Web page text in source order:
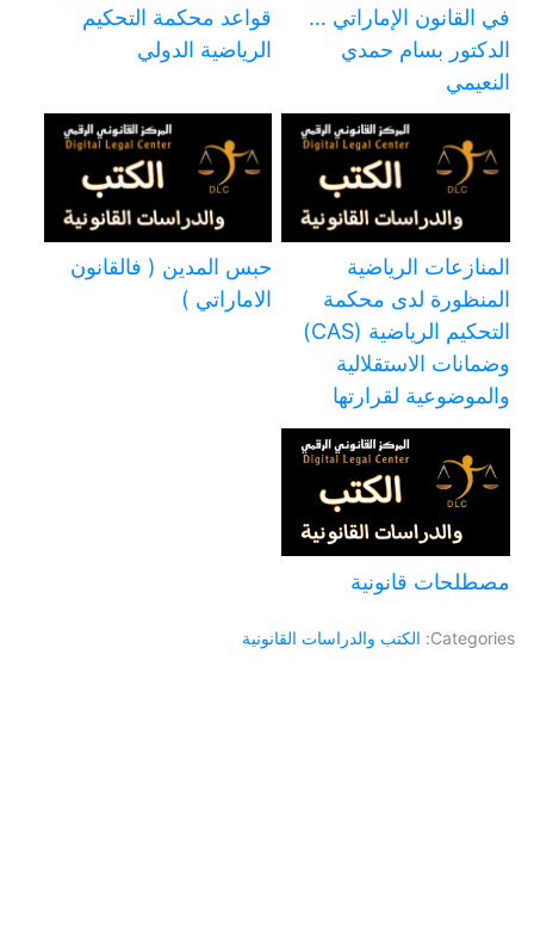
في القانون الإماراتي …
الدكتور بسام حمدي
النعيمي
قواعد محكمة التحكيم
الرياضية الدولي
المنازعات الرياضية
المنظورة لدى محكمة
التحكيم الرياضية (CAS)
وضمانات الاستقلالية
والموضوعية لقرارتها
حبس المدين ( فالقانون
الاماراتي )
مصطلحات قانونية
Categories: الكتب والدراسات القانونية